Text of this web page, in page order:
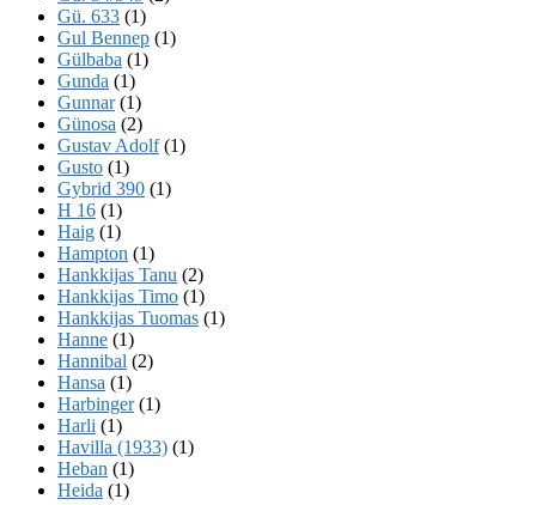
Gü. 633 (1)
Gul Bennep (1)
Gülbaba (1)
Gunda (1)
Gunnar(1)
Günosa (2)
Gustav Adolf(1)
Gusto (1)
Gybrid 390 (1)
H 16 (1)
Haig (1)
Hampton (1)
Hankkijas Tanu (2)
Hankkijas Timo (1)
Hankkijas Tuomas (1)
Hanne (1)
Hannibal (2)
Hansa (1)
Harbinger(1)
Harli (1)
Havilla (1933) (1)
Heban (1)
Heida (1)